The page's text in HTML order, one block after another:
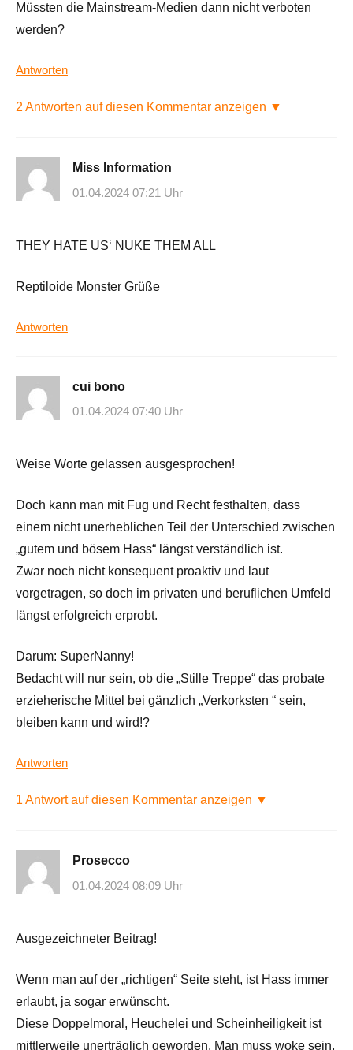
Müssten die Mainstream-Medien dann nicht verboten
werden?
Antworten
2 Antworten auf diesen Kommentar anzeigen ▼
Miss Information
01.04.2024 07:21 Uhr
THEY HATE US‘ NUKE THEM ALL
Reptiloide Monster Grüße
Antworten
cui bono
01.04.2024 07:40 Uhr
Weise Worte gelassen ausgesprochen!
Doch kann man mit Fug und Recht festhalten, dass
einem nicht unerheblichen Teil der Unterschied zwischen
„gutem und bösem Hass“ längst verständlich ist.
Zwar noch nicht konsequent proaktiv und laut
vorgetragen, so doch im privaten und beruflichen Umfeld
längst erfolgreich erprobt.
Darum: SuperNanny!
Bedacht will nur sein, ob die „Stille Treppe“ das probate
erzieherische Mittel bei gänzlich „Verkorksten “ sein,
bleiben kann und wird!?
Antworten
1 Antwort auf diesen Kommentar anzeigen ▼
Prosecco
01.04.2024 08:09 Uhr
Ausgezeichneter Beitrag!
Wenn man auf der „richtigen“ Seite steht, ist Hass immer
erlaubt, ja sogar erwünscht.
Diese Doppelmoral, Heuchelei und Scheinheiligkeit ist
mittlerweile unerträglich geworden. Man muss woke sein,